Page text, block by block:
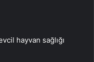
hayvan sağlığı